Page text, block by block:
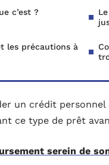
c’est ?
les précautions à
un crédit
ce type de prêt
serein de